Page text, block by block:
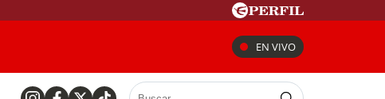
EN VIVO